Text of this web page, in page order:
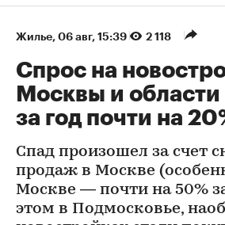
Жилье⁠, 06 авг, 15:39 2 118
Спрос на
Москвы и области
за год почти на
Спад произошел за счет
продаж в Москве
Москве — почти на 50%
этом в Подмосковье,